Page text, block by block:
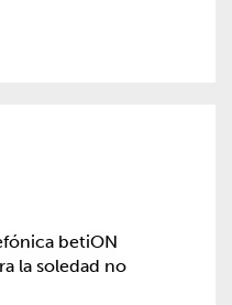
betiON
la soledad no